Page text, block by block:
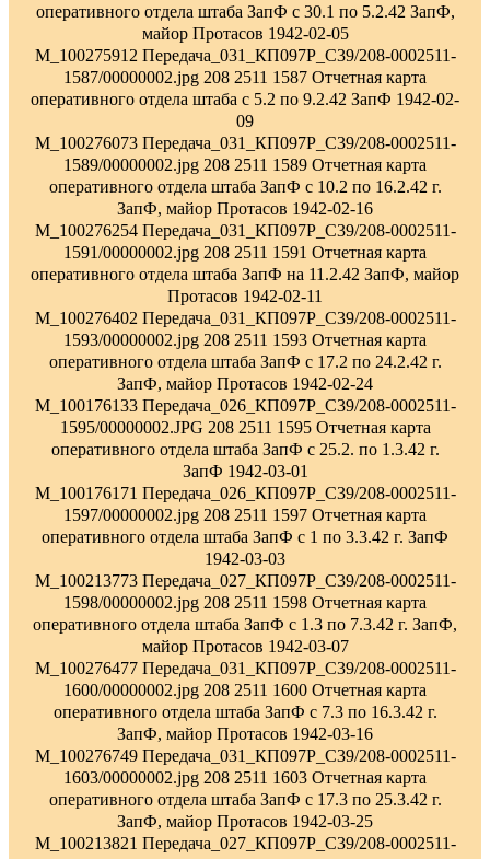
оперативного отдела штаба ЗапФ с 30.1 по 5.2.42 ЗапФ,
майор Протасов 1942-02-05
M_100275912 Передача_031_КП097Р_С39/208-0002511-
1587/00000002.jpg 208 2511 1587 Отчетная карта
оперативного отдела штаба с 5.2 по 9.2.42 ЗапФ 1942-02-
09
M_100276073 Передача_031_КП097Р_С39/208-0002511-
1589/00000002.jpg 208 2511 1589 Отчетная карта
оперативного отдела штаба ЗапФ с 10.2 по 16.2.42 г.
ЗапФ, майор Протасов 1942-02-16
M_100276254 Передача_031_КП097Р_С39/208-0002511-
1591/00000002.jpg 208 2511 1591 Отчетная карта
оперативного отдела штаба ЗапФ на 11.2.42 ЗапФ, майор
Протасов 1942-02-11
M_100276402 Передача_031_КП097Р_С39/208-0002511-
1593/00000002.jpg 208 2511 1593 Отчетная карта
оперативного отдела штаба ЗапФ с 17.2 по 24.2.42 г.
ЗапФ, майор Протасов 1942-02-24
M_100176133 Передача_026_КП097Р_С39/208-0002511-
1595/00000002.JPG 208 2511 1595 Отчетная карта
оперативного отдела штаба ЗапФ с 25.2. по 1.3.42 г.
ЗапФ 1942-03-01
M_100176171 Передача_026_КП097Р_С39/208-0002511-
1597/00000002.jpg 208 2511 1597 Отчетная карта
оперативного отдела штаба ЗапФ с 1 по 3.3.42 г. ЗапФ
1942-03-03
M_100213773 Передача_027_КП097Р_С39/208-0002511-
1598/00000002.jpg 208 2511 1598 Отчетная карта
оперативного отдела штаба ЗапФ с 1.3 по 7.3.42 г. ЗапФ,
майор Протасов 1942-03-07
M_100276477 Передача_031_КП097Р_С39/208-0002511-
1600/00000002.jpg 208 2511 1600 Отчетная карта
оперативного отдела штаба ЗапФ с 7.3 по 16.3.42 г.
ЗапФ, майор Протасов 1942-03-16
M_100276749 Передача_031_КП097Р_С39/208-0002511-
1603/00000002.jpg 208 2511 1603 Отчетная карта
оперативного отдела штаба ЗапФ с 17.3 по 25.3.42 г.
ЗапФ, майор Протасов 1942-03-25
M_100213821 Передача_027_КП097Р_С39/208-0002511-